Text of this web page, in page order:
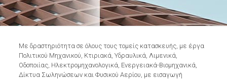
Με δραστηριότητα σε όλους τους τομείς κατασκευής, με έργα
Πολιτικού Μηχανικού, Κτιριακά, Υδραυλικά, Λιμενικά,
Οδοποιίας, Ηλεκτρομηχανολογικά, Ενεργειακά-Βιομηχανικά,
Δίκτυα Σωληνώσεων και Φυσικού Αερίου, με εισαγωγή